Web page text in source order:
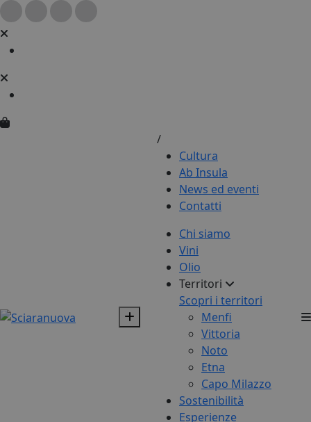
/
Cultura
Ab Insula
News ed eventi
Contatti
Chi siamo
Vini
Olio
Territori
Scopri i territori
Menfi
Vittoria
Noto
Etna
Capo Milazzo
Sostenibilità
Esperienze